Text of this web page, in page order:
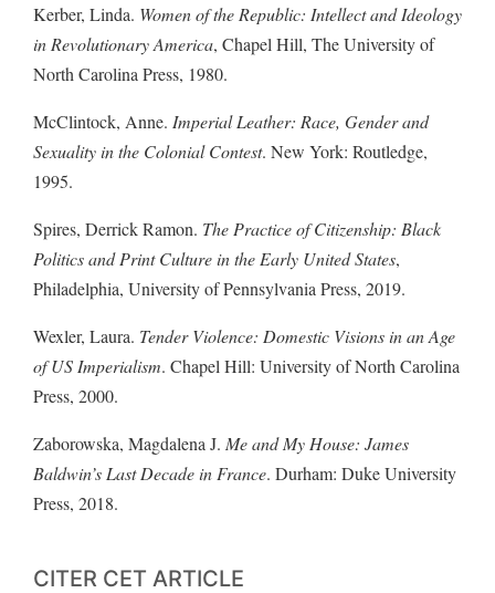
Kerber, Linda. Women of the Republic: Intellect and Ideology
in Revolutionary America, Chapel Hill, The University of
North Carolina Press, 1980.
McClintock, Anne. Imperial Leather: Race, Gender and
Sexuality in the Colonial Contest. New York: Routledge,
1995.
Spires, Derrick Ramon. The Practice of Citizenship: Black
Politics and Print Culture in the Early United States,
Philadelphia, University of Pennsylvania Press, 2019.
Wexler, Laura. Tender Violence: Domestic Visions in an Age
of US Imperialism. Chapel Hill: University of North Carolina
Press, 2000.
Zaborowska, Magdalena J. Me and My House: James
Baldwin’s Last Decade in France. Durham: Duke University
Press, 2018.
CITER CET ARTICLE